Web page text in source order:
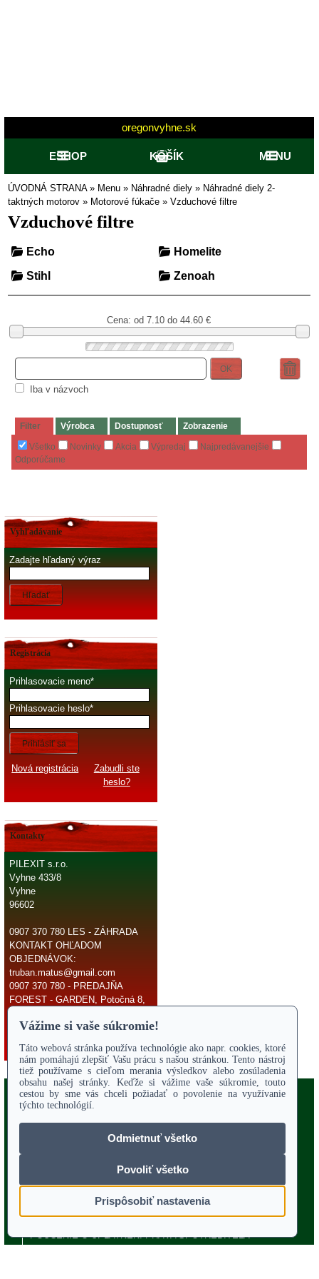
oregonvyhne.sk
ESHOP KOŠÍK MENU
ÚVODNÁ STRANA» Menu » Náhradné diely » Náhradné diely 2-
taktných motorov » Motorové fúkače » Vzduchové filtre
Vzduchové filtre
Echo
Homelite
Stihl
Zenoah
Cena: od 7.10 do 44.60 €
OK
Iba v názvoch
Filter Výrobca Dostupnosť Zobrazenie
Všetko Novinky Akcia Výpredaj
Najpredávanejšie
Odporúčame
Vyhľadávanie
Zadajte hľadaný výraz
Hľadať
Registrácia
Prihlasovacie meno
Prihlasovacie heslo
Prihlásiť sa
Nová registrácia
Zabudli ste
heslo?
Kontakty
PILEXIT s.r.o.
Vyhne 433/8
Vyhne
96602
0907 370 780 LES - ZÁHRADA
KONTAKT OHĽADOM
OBJEDNÁVOK:
truban.matus@gmail.com
0907 370 780 - PREDAJŇA
FOREST - GARDEN, Potočná 8,
Copyright 2017Odstúpiť od zmluvy
ÚVODNÁ STRANA
REKLAMAČNÝ PORIADOK
POTVRDENIE O VYTKNUTÍ VADY
POUČENIE O UPLATNENÍ PRÁVA SPOTREBITEĽA